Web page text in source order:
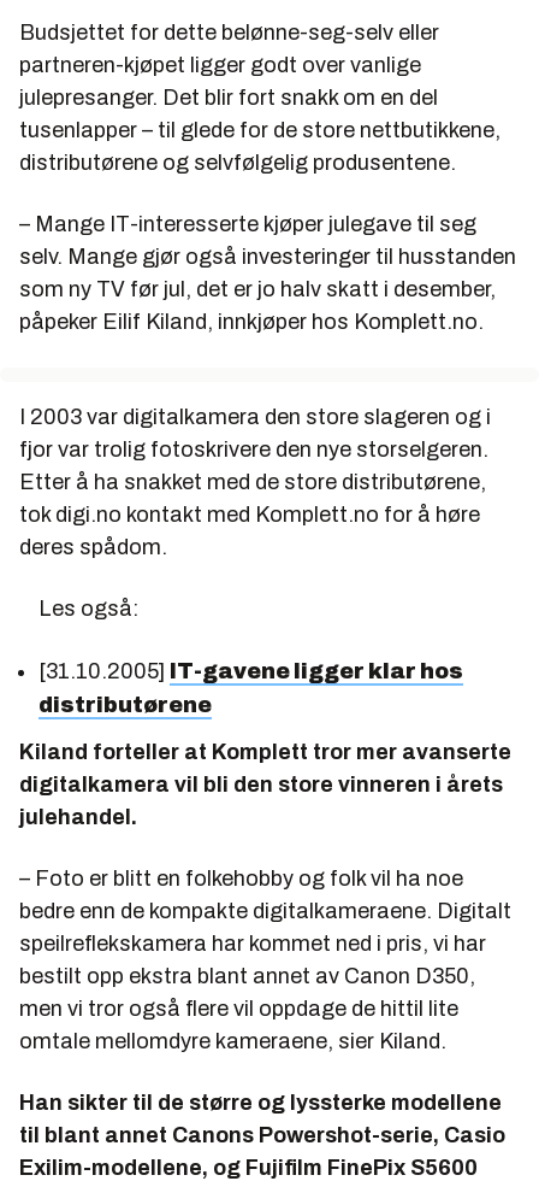
Budsjettet for dette belønne-seg-selv eller
partneren-kjøpet ligger godt over vanlige
julepresanger. Det blir fort snakk om en del
tusenlapper – til glede for de store nettbutikkene,
distributørene og selvfølgelig produsentene.
– Mange IT-interesserte kjøper julegave til seg
selv. Mange gjør også investeringer til husstanden
som ny TV før jul, det er jo halv skatt i desember,
påpeker Eilif Kiland, innkjøper hos Komplett.no.
I 2003 var digitalkamera den store slageren og i
fjor var trolig fotoskrivere den nye storselgeren.
Etter å ha snakket med de store distributørene,
tok digi.no kontakt med Komplett.no for å høre
deres spådom.
Les også:
[31.10.2005]
IT-gavene ligger klar hos
distributørene
Kiland forteller at Komplett tror mer avanserte
digitalkamera vil bli den store vinneren i årets
julehandel.
– Foto er blitt en folkehobby og folk vil ha noe
bedre enn de kompakte digitalkameraene. Digitalt
speilreflekskamera har kommet ned i pris, vi har
bestilt opp ekstra blant annet av Canon D350,
men vi tror også flere vil oppdage de hittil lite
omtale mellomdyre kameraene, sier Kiland.
Han sikter til de større og lyssterke modellene
til blant annet Canons Powershot-serie, Casio
Exilim-modellene, og Fujifilm FinePix S5600